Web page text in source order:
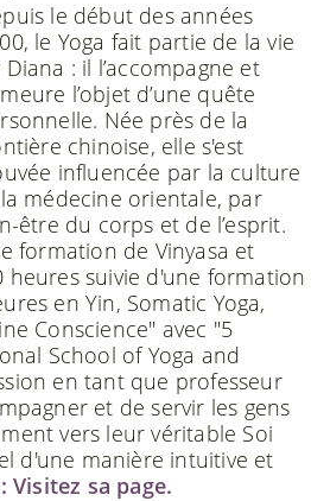
le début des années
le Yoga fait partie de la vie
Diana : il l’accompagne et
l’objet d’une quête
Née près de la
chinoise, elle s'est
influencée par la culture
médecine orientale, par
être du corps et de l’esprit.
formation de Vinyasa et
heures suivie d'une formation
en Yin, Somatic Yoga,
Conscience" avec "5
School of Yoga and
en tant que professeur
et de servir les gens
vers leur véritable Soi
d'une manière intuitive et
Visitez sa page.